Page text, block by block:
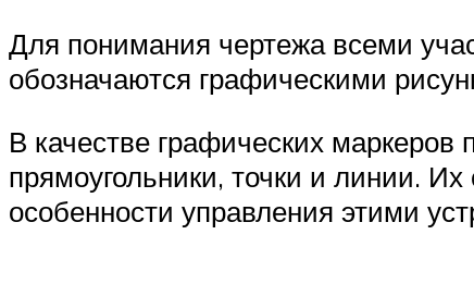
Для понимания чертежа всеми
обозначаются графическими
В качестве графических
прямоугольники, точки и линии.
особенности управления этими